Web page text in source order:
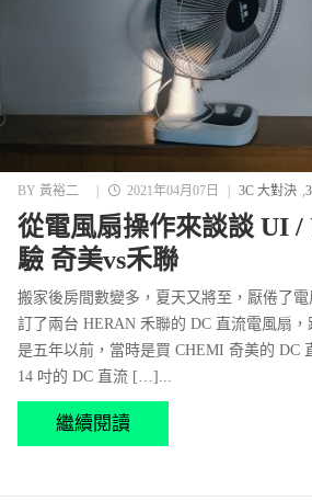
BY 黃裕二 | 2021年04月07日 | 3C 大對決
從電風扇操作來談談 UI /
驗 奇美vs禾聯
搬家後房間數變多，夏天又將至，厭倦了
訂了兩台 HERAN 禾聯的 DC 直流電風扇
是五年以前，當時是買 CHEMI 奇美的 DC
14 吋的 DC 直流 […]...
繼續閱讀